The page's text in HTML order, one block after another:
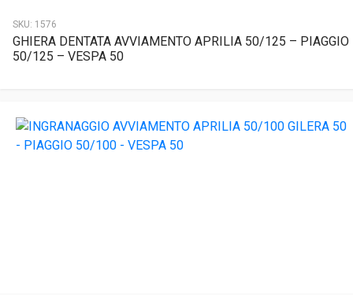
SKU: 1576
GHIERA DENTATA AVVIAMENTO APRILIA 50/125 – PIAGGIO
50/125 – VESPA 50